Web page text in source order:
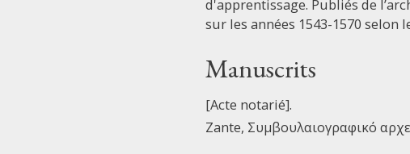
d'apprentissage. Publiés de
sur les années 1543-1570 selon
Manuscrits
[Acte notarié].
Zante, Συμβουλαιογραφικό